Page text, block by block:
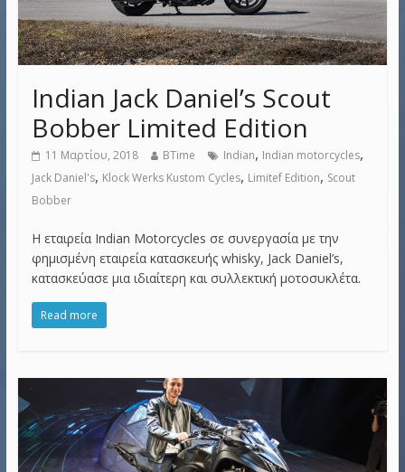
Indian Jack Daniel’s Scout
Bobber Limited Edition
11 Μαρτίου, 2018 BTime Indian, Indian motorcycles,
Jack Daniel's, Klock Werks Kustom Cycles, Limitef Edition, Scout
Bobber
Η εταιρεία Indian Motorcycles σε συνεργασία με την
φημισμένη εταιρεία κατασκευής whisky, Jack Daniel’s,
κατασκεύασε μια ιδιαίτερη και συλλεκτική μοτοσυκλέτα.
Read more